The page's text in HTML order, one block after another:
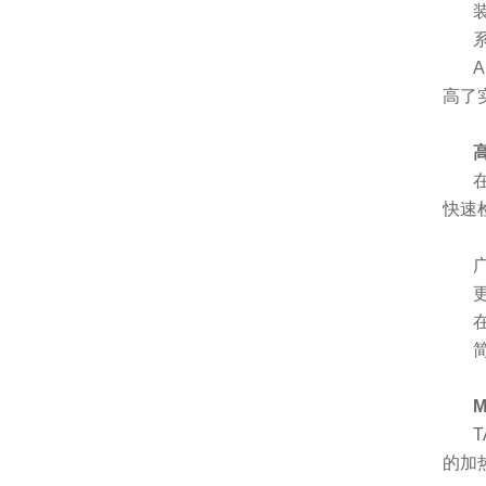
高了
快速
的加